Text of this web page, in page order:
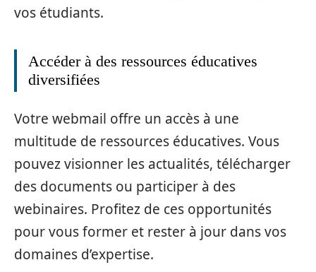
vos étudiants.
Accéder à des ressources éducatives
diversifiées
Votre webmail offre un accès à une
multitude de ressources éducatives. Vous
pouvez visionner les actualités, télécharger
des documents ou participer à des
webinaires. Profitez de ces opportunités
pour vous former et rester à jour dans vos
domaines d’expertise.